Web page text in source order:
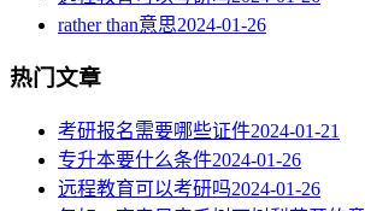
rather than意思2024-01-26
热门文章
考研报名需要哪些证件2024-01-21
专升本要什么条件2024-01-26
远程教育可以考研吗2024-01-26